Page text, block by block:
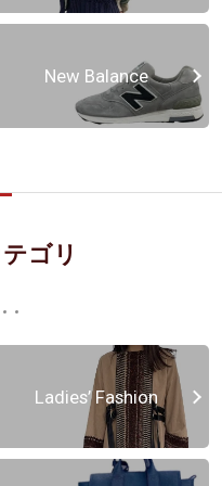
New Balance
ゴリ
Ladies’ Fashion